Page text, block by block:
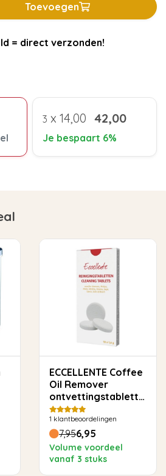
Toevoegen
= direct verzonden!
3 x 14,00 42,00
Je bespaart 6%
ECCELLENTE Coffee
Oil Remover
ontvettingstabletten
voor Philips Saeco -
10 stuks
1 klantbeoordelingen
7,956,95
Volume voordeel
vanaf 3 stuks